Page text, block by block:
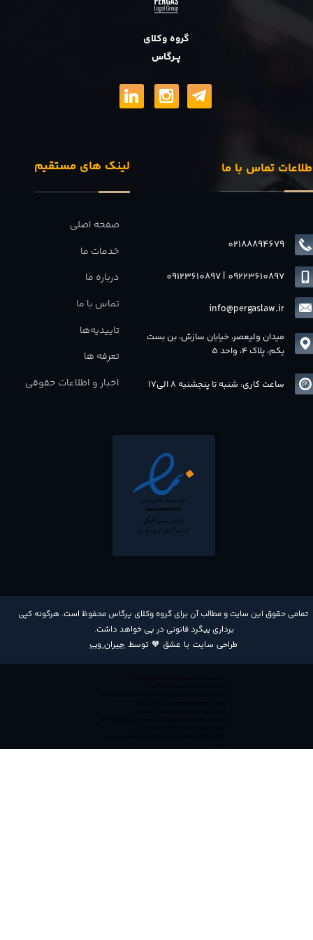
​تمامی حقوق این سایت و مطالب آن برای گروه وکلای پرگاس محفوظ است. هرگونه کپی
برداری پیگرد قانونی در پی خواهد داشت​​​​​​​.
طراحی سایت با عشق 🧡 توسط جیران وب
گروه وکلای
پــرگاس
لینک های مستقیم
صفحه اصلی
خدمات ما
درباره ما
تماس با ما
تاییدیه‌ها
تعرفه ها
اخبار و اطلاعات حقوقی
تماس با ما
02188894679
info@pergaslaw.ir
09123610897| 09223610897
میدان ولیعصر، خیابان سازش، بن بست
یکم، پلاک 4، واحد 5
ساعت کاری: شنبه تا پنجشنبه 8 الی17